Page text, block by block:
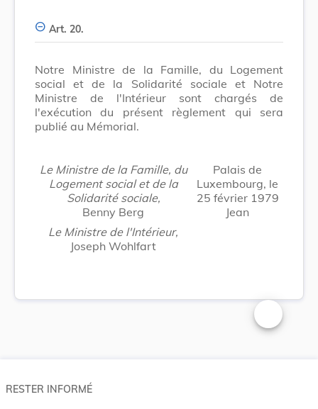
Art. 20.
Notre Ministre de la Famille, du Logement
social et de la Solidarité sociale et Notre
Ministre de l'Intérieur sont chargés de
l'exécution du présent règlement qui sera
publié au Mémorial.
Le Ministre de la Famille, du
Logement social et de la
Solidarité sociale,
Benny Berg
Le Ministre de l'Intérieur,
Joseph Wohlfart
Palais de
Luxembourg, le
25 février 1979
Jean
Changer la
RESTER INFORMÉ